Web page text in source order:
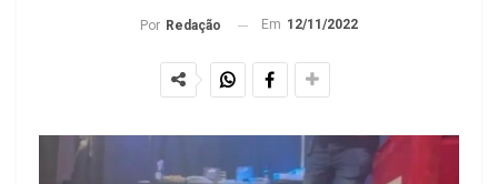
Por Redação Em 12/11/2022